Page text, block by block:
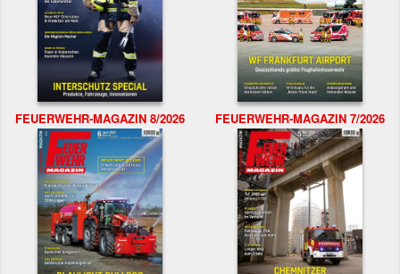
FEUERWEHR-MAGAZIN 8/2026 FEUERWEHR-MAGAZIN 7/2026